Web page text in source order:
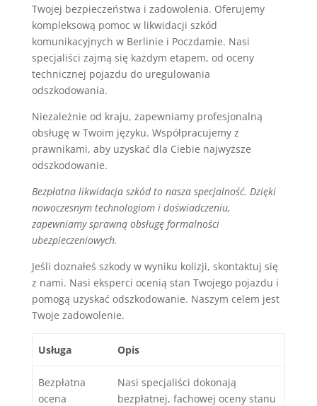
Twojej bezpieczeństwa i zadowolenia. Oferujemy
kompleksową pomoc w likwidacji szkód
komunikacyjnych w Berlinie i Poczdamie. Nasi
specjaliści zajmą się każdym etapem, od oceny
technicznej pojazdu do uregulowania
odszkodowania.
Niezależnie od kraju, zapewniamy profesjonalną
obsługę w Twoim języku. Współpracujemy z
prawnikami, aby uzyskać dla Ciebie najwyższe
odszkodowanie.
Bezpłatna likwidacja szkód to nasza specjalność. Dzięki
nowoczesnym technologiom i doświadczeniu,
zapewniamy sprawną obsługę formalności
ubezpieczeniowych.
Jeśli doznałeś szkody w wyniku kolizji, skontaktuj się
z nami. Nasi eksperci ocenią stan Twojego pojazdu i
pomogą uzyskać odszkodowanie. Naszym celem jest
Twoje zadowolenie.
Usługa Opis
Bezpłatna
ocena
Nasi specjaliści dokonają
bezpłatnej, fachowej oceny stanu